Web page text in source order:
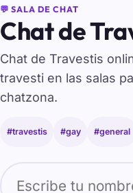
💬 SALA DE CHAT
Chat de
Chat de Travestis
travesti en las salas
chatzona.
#travestis #gay #general